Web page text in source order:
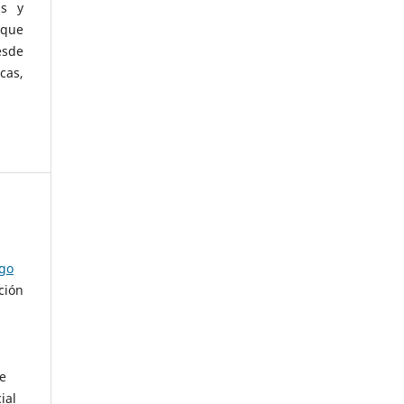
y